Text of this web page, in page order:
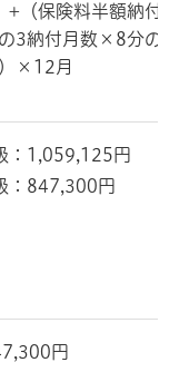
+（保険料半額納
3納付月数×8分の
×12月
：1,059,125円
：847,300円
円